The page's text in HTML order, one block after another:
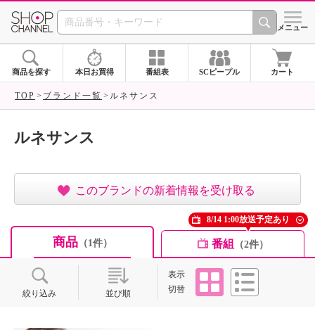
SHOP CHANNEL ショッ
メニュー
商品を探す 本日お買得 番組表 SCピープル カート
TOP ブランド一覧 ルネサンス
ルネサンス
このブランドの新着情報を受け取る
商品（1件） 番組 （2件）
8/14 1:00放送予定あり
絞り込み 並び順
表示
切替
タイル